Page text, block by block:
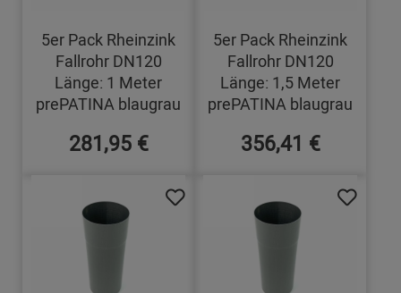
5er Pack Rheinzink
Fallrohr DN120
Länge: 1 Meter
prePATINA blaugrau
281,95 €
5er Pack Rheinzink
Fallrohr DN120
Länge: 1,5 Meter
prePATINA blaugrau
356,41 €